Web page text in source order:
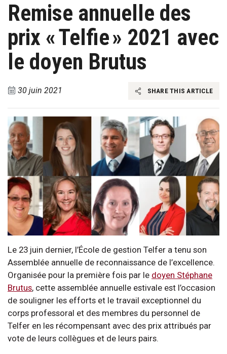
Remise annuelle des
prix « Telfie » 2021 avec
le doyen Brutus
30 juin 2021 SHARE THIS ARTICLE
Le 23 juin dernier, l’École de gestion Telfer a tenu son
Assemblée annuelle de reconnaissance de l’excellence.
Organisée pour la première fois par le doyen Stéphane
Brutus, cette assemblée annuelle estivale est l’occasion
de souligner les efforts et le travail exceptionnel du
corps professoral et des membres du personnel de
Telfer en les récompensant avec des prix attribués par
vote de leurs collègues et de leurs pairs.